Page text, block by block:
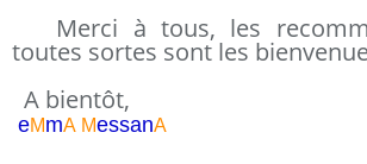
Merci à tous, les
toutes sortes sont les
A bientôt,
eMmA MessanA